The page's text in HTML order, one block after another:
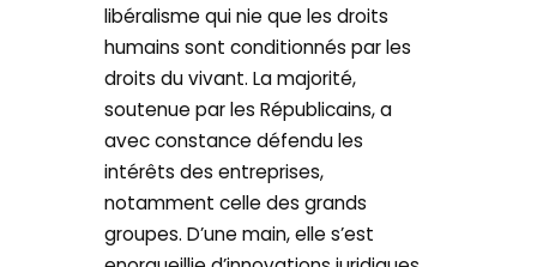
libéralisme qui nie que les droits
humains sont conditionnés par les
droits du vivant. La majorité,
soutenue par les Républicains, a
avec constance défendu les
intérêts des entreprises,
notamment celle des grands
groupes. D’une main, elle s’est